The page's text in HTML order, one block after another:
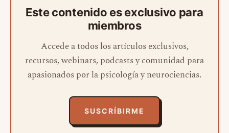
Este contenido es exclusivo para
miembros
Accede a todos los artículos exclusivos,
recursos, webinars, podcasts y comunidad para
apasionados por la psicología y neurociencias.
SUSCRÍBIRME